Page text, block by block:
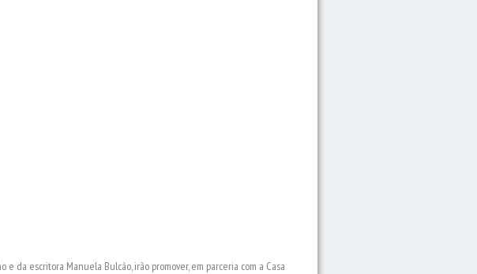
da escritora Manuela Bulcão, irão promover, em parceria com a Casa